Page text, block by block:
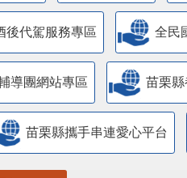
後代駕服務專區 全民
導團網站專區 苗栗
苗栗縣攜手串連愛心平台